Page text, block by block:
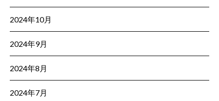
2024年10月
2024年9月
2024年8月
2024年7月